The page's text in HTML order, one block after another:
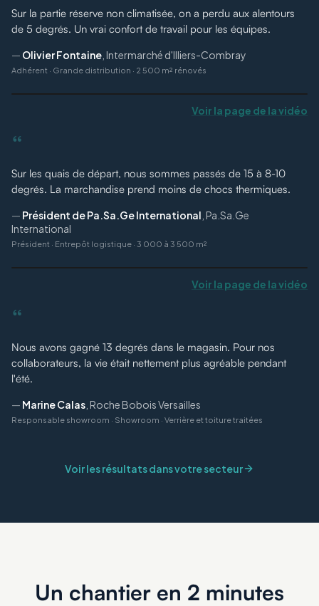
Sur la partie réserve non climatisée, on a perdu aux alentours
de 5 degrés. Un vrai confort de travail pour les équipes.
— Olivier Fontaine Intermarché d'Illiers-Combray
Adhérent · Grande distribution · 2 500 m² rénovés
Voir la page de la vidéo
“
Sur les quais de départ, nous sommes passés de 15 à 8-10
degrés. La marchandise prend moins de chocs thermiques.
— Président de Pa.Sa.Ge International Pa.Sa.Ge
International
Président · Entrepôt logistique · 3 000 à 3 500 m²
Voir la page de la vidéo
“
Nous avons gagné 13 degrés dans le magasin. Pour nos
collaborateurs, la vie était nettement plus agréable pendant
l'été.
— Marine Calas Roche Bobois Versailles
Responsable showroom · Showroom · Verrière et toiture traitées
Voir les résultats dans votre secteur
Un chantier en 2 minutes